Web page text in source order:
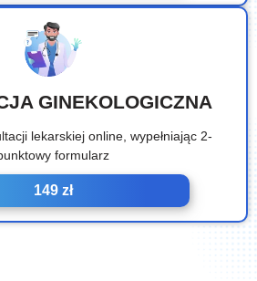
GINEKOLOGICZNA
lekarskiej online, wypełniając 2-
formularz
149 zł